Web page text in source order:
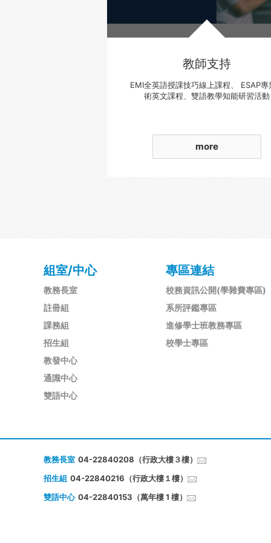
教師支持
EMI全英語授課技巧線上課程、 ESAP專
術英文課程、雙語教學知能研習活動
more
組室/中心
教務長室
註冊組
課務組
招生組
教發中心
通識中心
雙語中心
專區連結
校務資訊公開(學雜費專區)
系所評鑑專區
進修學士班教務專區
校學士專區
教務長室 04-22840208（行政大樓３樓）
招生組 04-22840216（行政大樓１樓）
雙語中心 04-22840153（萬年樓 1 樓）